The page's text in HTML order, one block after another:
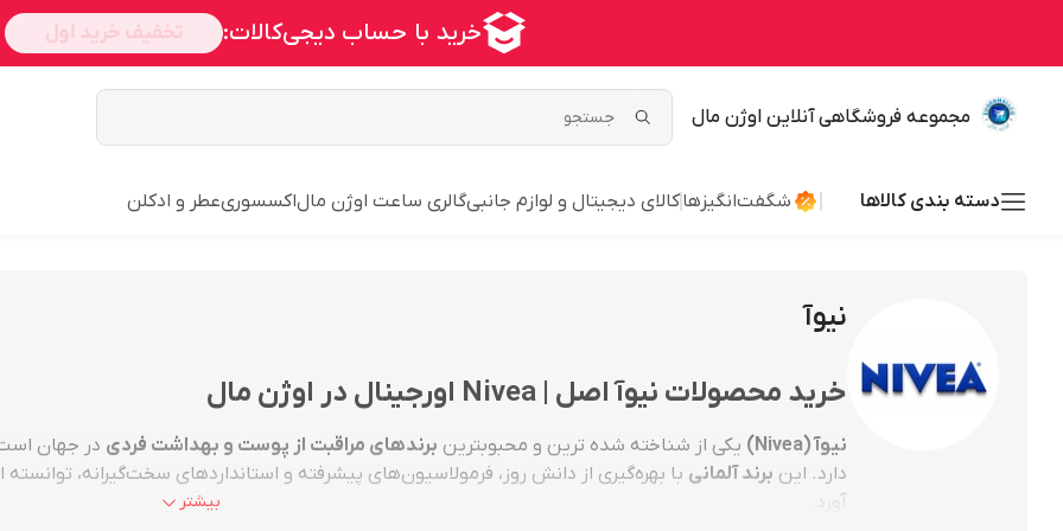
مجموعه فروشگاهی آنلاین اوژن مال
دسته بندی کالاها شگفت‌انگیزهاکالای دیجیتال و لوازم جانبیگالری ساعت اوژن مالاکسسوریعطر و ادکلن
نیوآ
خرید محصولات نیوآ اصل | Nivea اورجینال در اوژن مال
نیوآ (Nivea) یکی از شناخته شده ترین و محبوبترین برندهای مراقبت از پوست و بهداشت فردی در جهان
دارد. این برند آلمانی با بهره‌گیری از دانش روز، فرمولاسیون‌های پیشرفته و استانداردهای سخت‌گیرانه،
آورد.
بیشتر